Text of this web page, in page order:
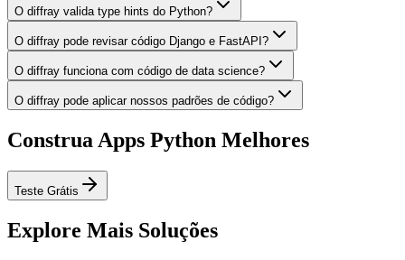
O diffray valida type hints do Python?
O diffray pode revisar código Django e FastAPI?
O diffray funciona com código de data science?
O diffray pode aplicar nossos padrões de código?
Construa Apps Python Melhores
Teste Grátis
Explore Mais Soluções